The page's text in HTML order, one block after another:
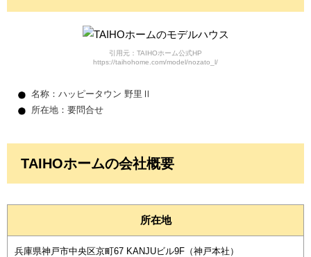
引用元：TAIHOホーム公式HP
https://taihohome.com/model/nozato_l/
名称：ハッピータウン 野里Ⅱ
所在地：要問合せ
TAIHOホームの会社概要
所在地
兵庫県神戸市中央区京町67 KANJUビル9F（神戸本社）